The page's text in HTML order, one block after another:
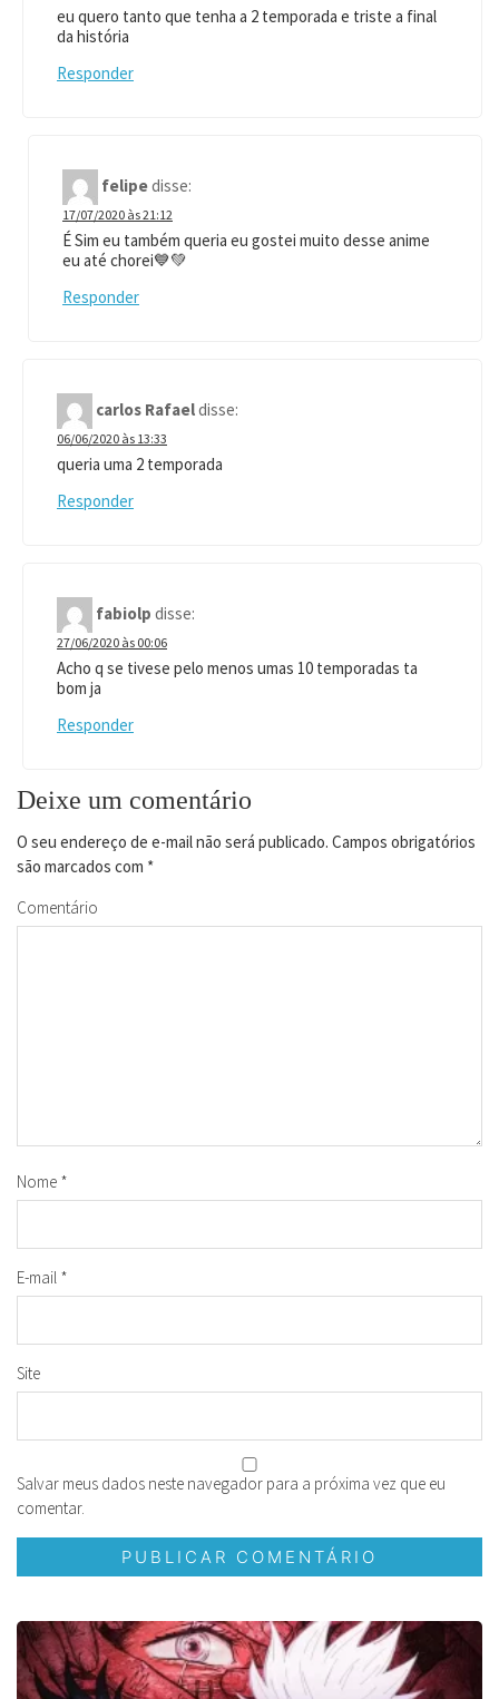
eu quero tanto que tenha a 2 temporada e triste a final
da história
Responder
felipedisse:
17/07/2020 às 21:12
É Sim eu também queria eu gostei muito desse anime
eu até chorei💙💚
Responder
carlos Rafaeldisse:
06/06/2020 às 13:33
queria uma 2 temporada
Responder
fabiolp disse:
27/06/2020 às 00:06
Acho q se tivese pelo menos umas 10 temporadas ta
bom ja
Responder
Deixe um comentário
O seu endereço de e-mail não será publicado. Campos obrigatórios
são marcados com *
Comentário
Nome *
E-mail *
Site
Salvar meus dados neste navegador para a próxima vez que eu
comentar.